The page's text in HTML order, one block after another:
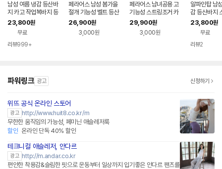
남성 여름 냉감 등산바
지 카고 작업복바지 등
산복 작업복 기능성 아
웃도어
23,800원
무료
리뷰999+
페라어스 남성 봄가을
절개 기능성 벨트 등산
바지 OCPF5SR862
26,900원
3,000원
페라어스 남녀공용 고
기능성 스트링조거 카
고 스판바지 OCPS4
CS8442
29,900원
3,000원
알파인탑 남
감 등산바지
작업복바지
성 아웃도어
23,800원
무료
리뷰2
파워링크 광고 신청하기
위뜨 공식 온라인 스토어
광고 http://www.huit8.co.kr/m
무한한 움직임의 가능성, 페미닌 애슬레저룩
할인 온라인 단독 40% 할인
테크니컬 애슬레저, 안다르
광고 http://m.andar.co.kr
편안한 착용감&슬림한 핏으로 운동부터 일상까지 입기좋은 안다르 팬츠를